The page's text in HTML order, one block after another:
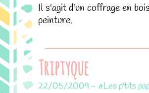
Il s'agit d'un coffrage en
peinture.
Triptyque
22/05/2009 - #Les p'tits